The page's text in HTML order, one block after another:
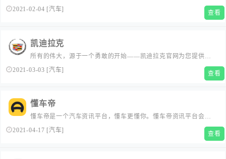
市场查询,二手车评估估值,二手车报价,汽车保值率查询,品牌认证
二手车,个人二手车应有尽有,买卖二手车上排优秀车网,网尽天下二
2021-02-04 [汽车] 查看
凯迪拉克
所有的伟大，源于一个勇敢的开始——凯迪拉克官网为您提供凯
迪拉克CT5、XT6、CT6、XT4、XT5、ATS-L、XTS、
2021-03-03 [汽车] 查看
懂车帝
懂车帝是一个汽车资讯平台，懂车更懂你。懂车帝资讯平台会聪
明地分析你的兴趣爱好，自动为你推荐喜欢的汽车内容，提供刚
更新汽车报价，汽车图片，汽车价格大全，汽车新闻、行情、评
2021-04-17 [汽车] 查看